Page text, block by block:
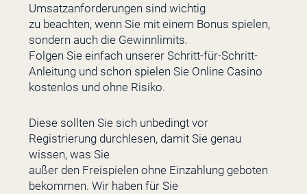
Umsatzanforderungen sind wichtig
zu beachten, wenn Sie mit einem Bonus spielen,
sondern auch die Gewinnlimits.
Folgen Sie einfach unserer Schritt-für-Schritt-
Anleitung und schon spielen Sie Online Casino
kostenlos und ohne Risiko.
Diese sollten Sie sich unbedingt vor
Registrierung durchlesen, damit Sie genau
wissen, was Sie
außer den Freispielen ohne Einzahlung geboten
bekommen. Wir haben für Sie